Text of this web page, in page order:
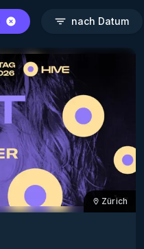
nach Datum
Zürich